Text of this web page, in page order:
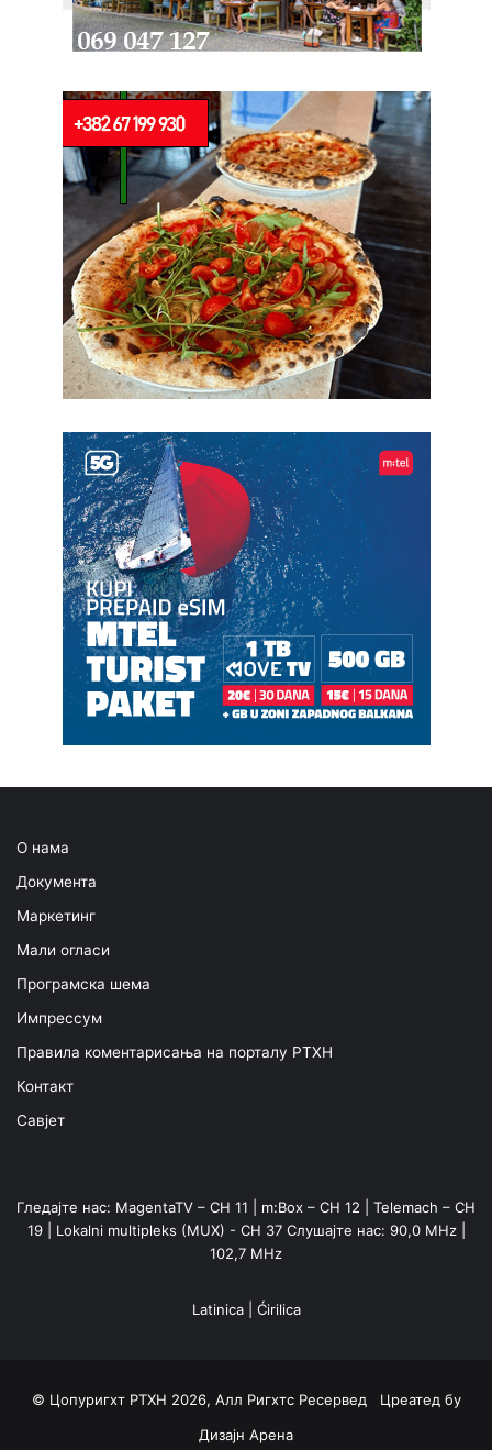
О нама
Документа
Маркетинг
Мали огласи
Програмска шема
Импрессум
Правила коментарисања на порталу РТХН
Контакт
Савјет
Гледајте нас: MagentaTV – CH 11 | m:Box – CH 12 | Telemach – CH
19 | Lokalni multipleks (MUX) - CH 37 Слушајте нас: 90,0 MHz |
102,7 MHz
Latinica| Ćirilica
© Цопyригхт РТХН 2026, Алл Ригхтс Ресервед Цреатед бy
Дизајн Арена